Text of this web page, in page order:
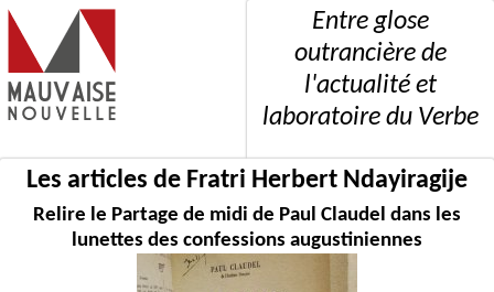
Entre glose
outrancière de
l'actualité et
laboratoire du Verbe
Les articles de Fratri Herbert Ndayiragije
Relire le Partage de midi de Paul Claudel dans les
lunettes des confessions augustiniennes